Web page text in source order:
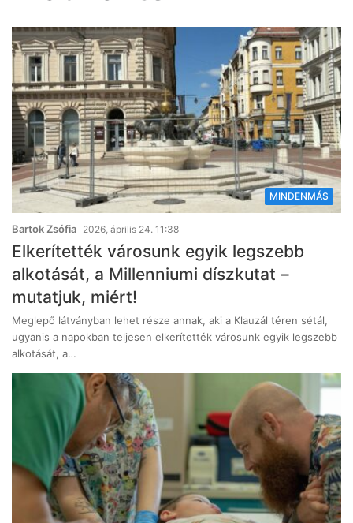
MINDENMÁS
Bartok Zsófia 2026, április 24. 11:38
Elkerítették városunk egyik legszebb
alkotását, a Millenniumi díszkutat –
mutatjuk, miért!
Meglepő látványban lehet része annak, aki a Klauzál téren sétál,
ugyanis a napokban teljesen elkerítették városunk egyik legszebb
alkotását, a…